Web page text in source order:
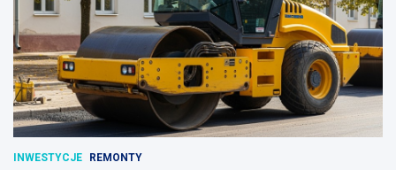
INWESTYCJE REMONTY